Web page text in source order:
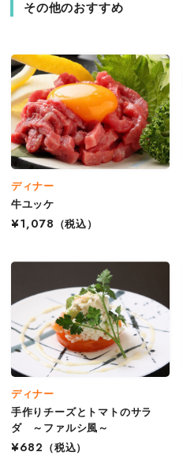
その他のおすすめ
ディナー
牛ユッケ
¥1,078
（税込）
ディナー
手作りチーズとトマトのサラ
ダ ～ファルシ風～
¥682
（税込）